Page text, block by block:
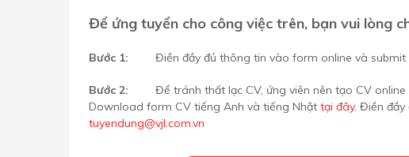
Để ứng tuyển cho công việc trên, bạn vui lòng
Bước 1: Điền đầy đủ thông tin vào form online và
Bước 2:
Để tránh thất lạc CV, ứng viên nên tạo CV
Download form CV tiếng Anh và tiếng Nhật tại đây. Điền
tuyendung@vjl.com.vn